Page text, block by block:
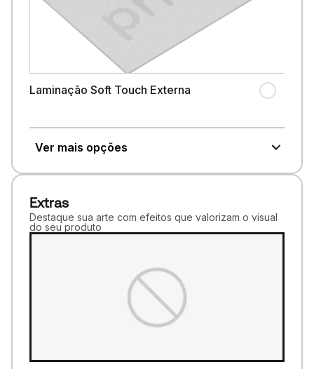
Laminação Soft Touch Externa
Ver mais opções
Extras
Destaque sua arte com efeitos que valorizam o visual
do seu produto